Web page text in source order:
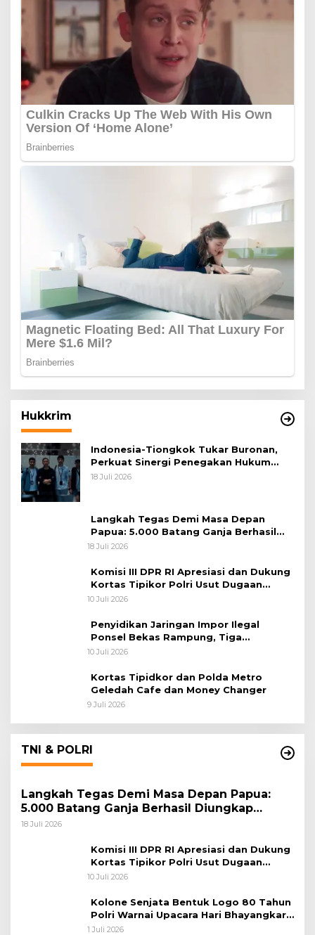
Hukkrim
Indonesia-Tiongkok Tukar Buronan,
Perkuat Sinergi Penegakan Hukum
Lintas Negara
18 Juli 2026
Langkah Tegas Demi Masa Depan
Papua: 5.000 Batang Ganja Berhasil
Diungkap Koops TNI Habema
18 Juli 2026
Komisi III DPR RI Apresiasi dan Dukung
Kortas Tipikor Polri Usut Dugaan
Korupsi Batu Bara
10 Juli 2026
Penyidikan Jaringan Impor Ilegal
Ponsel Bekas Rampung, Tiga
Tersangka Sudah P-21 dan Satu Buron
10 Juli 2026
Kortas Tipidkor dan Polda Metro
Geledah Cafe dan Money Changer
9 Juli 2026
TNI & POLRI
Langkah Tegas Demi Masa Depan Papua:
5.000 Batang Ganja Berhasil Diungkap
Koops TNI Habema
18 Juli 2026
Komisi III DPR RI Apresiasi dan Dukung
Kortas Tipikor Polri Usut Dugaan
Korupsi Batu Bara
10 Juli 2026
Kolone Senjata Bentuk Logo 80 Tahun
Polri Warnai Upacara Hari Bhayangkara
ke-80
1 Juli 2026